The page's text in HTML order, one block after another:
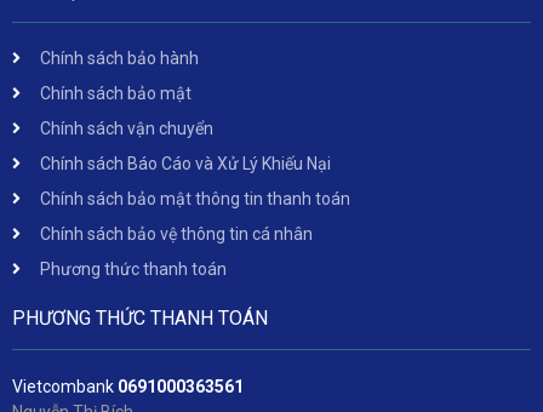
Chính sách bảo hành
Chính sách bảo mật
Chính sách vận chuyển
Chính sách Báo Cáo và Xử Lý Khiếu Nại
Chính sách bảo mật thông tin thanh toán
Chính sách bảo vệ thông tin cá nhân
Phương thức thanh toán
PHƯƠNG THỨC THANH TOÁN
Vietcombank 0691000363561